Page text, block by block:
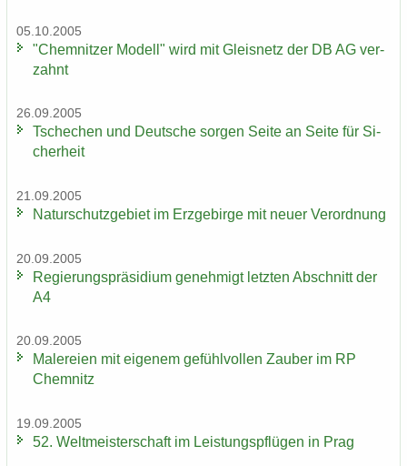
05.10.2005
"Chem­nit­zer Mo­dell" wird mit Gleis­netz der DB AG ver­
zahnt
26.09.2005
Tsche­chen und Deut­sche sor­gen Seite an Seite für Si­
cher­heit
21.09.2005
Na­tur­schutz­ge­biet im Erz­ge­bir­ge mit neuer Ver­ord­nung
20.09.2005
Re­gie­rungs­prä­si­di­um ge­neh­migt letz­ten Ab­schnitt der
A4
20.09.2005
Ma­le­rei­en mit ei­ge­nem ge­fühl­vol­len Zau­ber im RP
Chem­nitz
19.09.2005
52. Welt­meis­ter­schaft im Leis­tungs­pflü­gen in Prag